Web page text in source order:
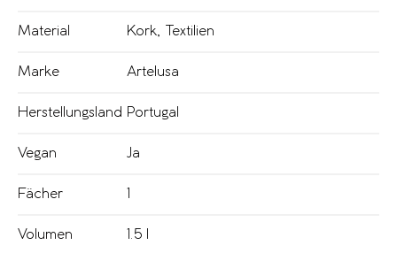
Material Kork, Textilien
Marke Artelusa
Herstellungsland Portugal
Vegan Ja
Fächer
Volumen 1.5 l